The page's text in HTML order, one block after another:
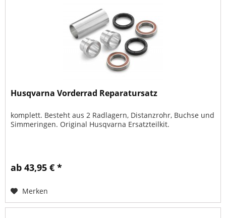
Husqvarna Vorderrad Reparatursatz
komplett. Besteht aus 2 Radlagern, Distanzrohr, Buchse und
Simmeringen. Original Husqvarna Ersatzteilkit.
ab 43,95 € *
Merken